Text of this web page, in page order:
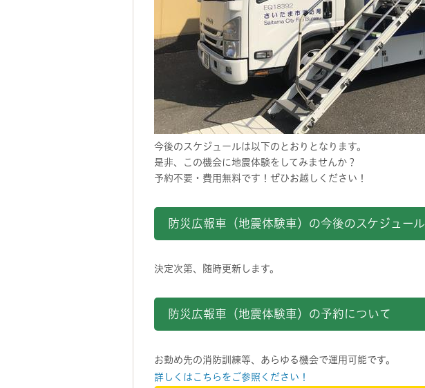
今後のスケジュールは以下のとおりとなります。
是非、この機会に地震体験をしてみませんか？
予約不要・費用無料です！ぜひお越しください！
防災広報車（地震体験車）の今後のスケジュール
決定次第、随時更新します。
防災広報車（地震体験車）の予約について
お勤め先の消防訓練等、あらゆる機会で運用可能です。
詳しくはこちらをご参照ください！